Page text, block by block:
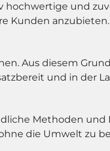
hochwertige und
Kunden anzubieten.
Aus diesem
und in der
Methoden und
die Umwelt zu